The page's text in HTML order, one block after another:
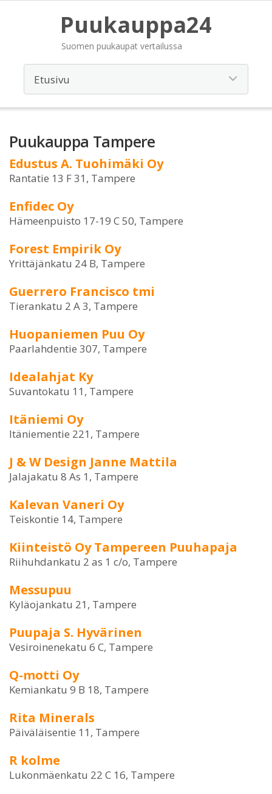
Puukauppa24
Suomen puukaupat vertailussa
Puukauppa Tampere
Edustus A. Tuohimäki Oy
Rantatie 13 F 31, Tampere
Enfidec Oy
Hämeenpuisto 17-19 C 50, Tampere
Forest Empirik Oy
Yrittäjänkatu 24 B, Tampere
Guerrero Francisco tmi
Tierankatu 2 A 3, Tampere
Huopaniemen Puu Oy
Paarlahdentie 307, Tampere
Idealahjat Ky
Suvantokatu 11, Tampere
Itäniemi Oy
Itäniementie 221, Tampere
J & W Design Janne Mattila
Jalajakatu 8 As 1, Tampere
Kalevan Vaneri Oy
Teiskontie 14, Tampere
Kiinteistö Oy Tampereen Puuhapaja
Riihuhdankatu 2 as 1 c/o, Tampere
Messupuu
Kyläojankatu 21, Tampere
Puupaja S. Hyvärinen
Vesiroinenekatu 6 C, Tampere
Q-motti Oy
Kemiankatu 9 B 18, Tampere
Rita Minerals
Päiväläisentie 11, Tampere
R kolme
Lukonmäenkatu 22 C 16, Tampere